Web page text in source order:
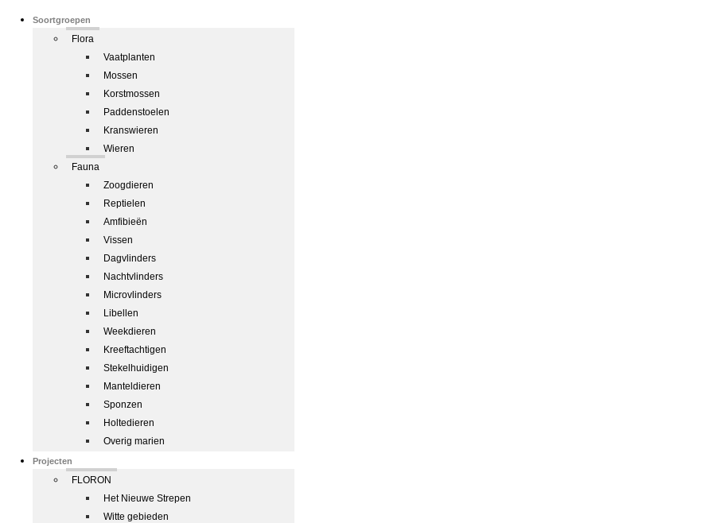
Soortgroepen
Flora
Vaatplanten
Mossen
Korstmossen
Paddenstoelen
Kranswieren
Wieren
Fauna
Zoogdieren
Reptielen
Amfibieën
Vissen
Dagvlinders
Nachtvlinders
Microvlinders
Libellen
Weekdieren
Kreeftachtigen
Stekelhuidigen
Manteldieren
Sponzen
Holtedieren
Overig marien
Projecten
FLORON
Het Nieuwe Strepen
Witte gebieden